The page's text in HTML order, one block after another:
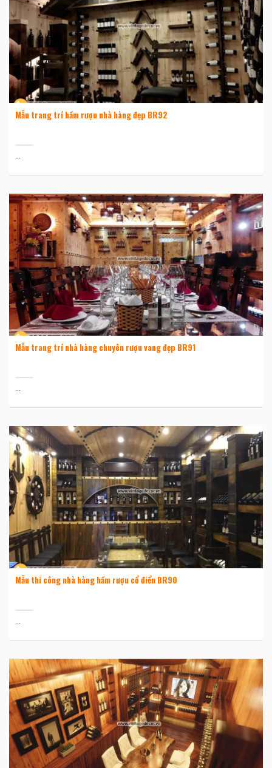
Mẫu trang trí hầm rượu nhà hàng đẹp BR92
...
Mẫu trang trí nhà hàng chuyên rượu vang đẹp BR91
...
Mẫu thi công nhà hàng hầm rượu cổ điển BR90
...